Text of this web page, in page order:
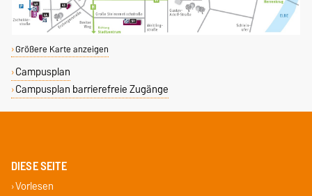
Größere Karte anzeigen
Campusplan
Campusplan barrierefreie Zugänge
DIESE SEITE
Vorlesen